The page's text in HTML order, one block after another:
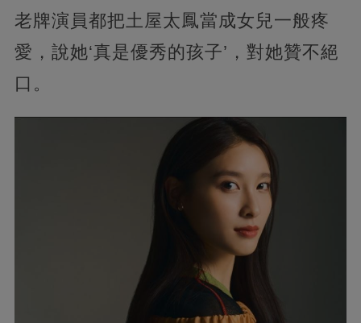
老牌演員都把土屋太鳳當成女兒一般疼
愛，說她‘真是優秀的孩子’，對她贊不絕
口。